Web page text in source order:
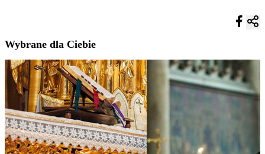
Wybrane dla Ciebie